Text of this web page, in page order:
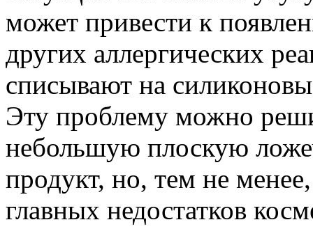
может привести к
других аллергических
списывают на
Эту проблему можно
небольшую плоскую
продукт, но, тем не
главных недостатков